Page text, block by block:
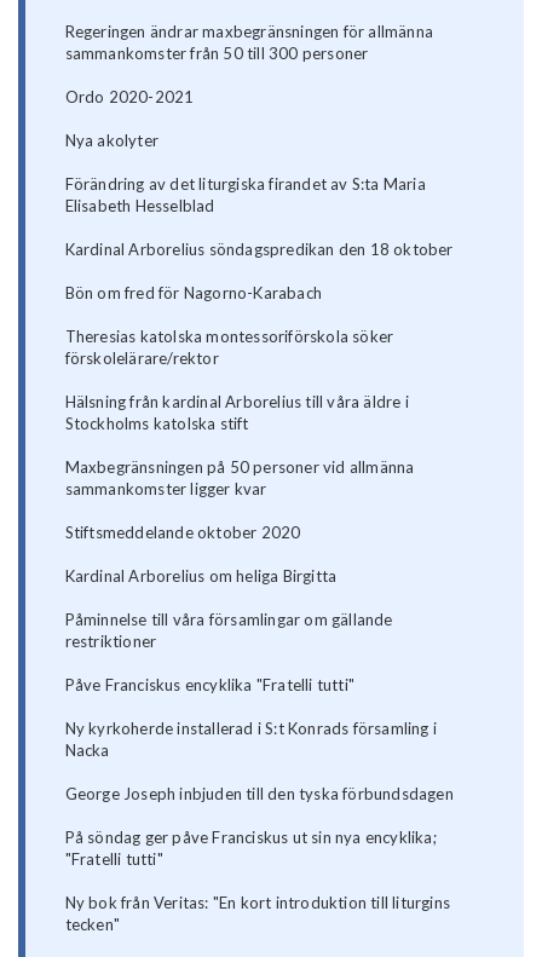
Regeringen ändrar maxbegränsningen för allmänna
sammankomster från 50 till 300 personer
Ordo 2020-2021
Nya akolyter
Förändring av det liturgiska firandet av S:ta Maria
Elisabeth Hesselblad
Kardinal Arborelius söndagspredikan den 18 oktober
Bön om fred för Nagorno-Karabach
Theresias katolska montessoriförskola söker
förskolelärare/rektor
Hälsning från kardinal Arborelius till våra äldre i
Stockholms katolska stift
Maxbegränsningen på 50 personer vid allmänna
sammankomster ligger kvar
Stiftsmeddelande oktober 2020
Kardinal Arborelius om heliga Birgitta
Påminnelse till våra församlingar om gällande
restriktioner
Påve Franciskus encyklika "Fratelli tutti"
Ny kyrkoherde installerad i S:t Konrads församling i
Nacka
George Joseph inbjuden till den tyska förbundsdagen
På söndag ger påve Franciskus ut sin nya encyklika;
"Fratelli tutti"
Ny bok från Veritas: "En kort introduktion till liturgins
tecken"